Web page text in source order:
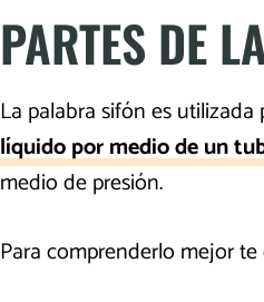
PARTES DE
La palabra sifón es
líquido por medio de un
medio de presión.
Para comprenderlo mejor